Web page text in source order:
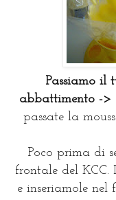
Passiamo il
abbattimento ->
passate la
Poco prima di
frontale del
e inseriamole